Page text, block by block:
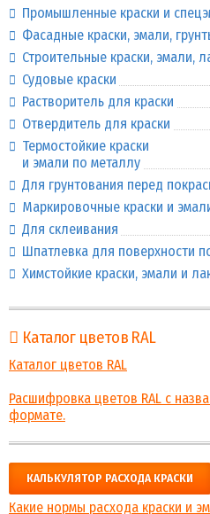
Промышленные краски и
Фасадные краски, эмали,
Строительные краски, эмали,
Судовые краски
Растворитель для краски
Отвердитель для краски
Термостойкие краски
и эмали по металлу
Для грунтования перед
Маркировочные краски и
Для склеивания
Шпатлевка для поверхности
Химстойкие краски, эмали и
Каталог цветов RAL
Каталог цветов RAL
Расшифровка цветов RAL с
формате.
КАЛЬКУЛЯТОР РАСХОДА КРАСКИ
Какие нормы расхода краски и